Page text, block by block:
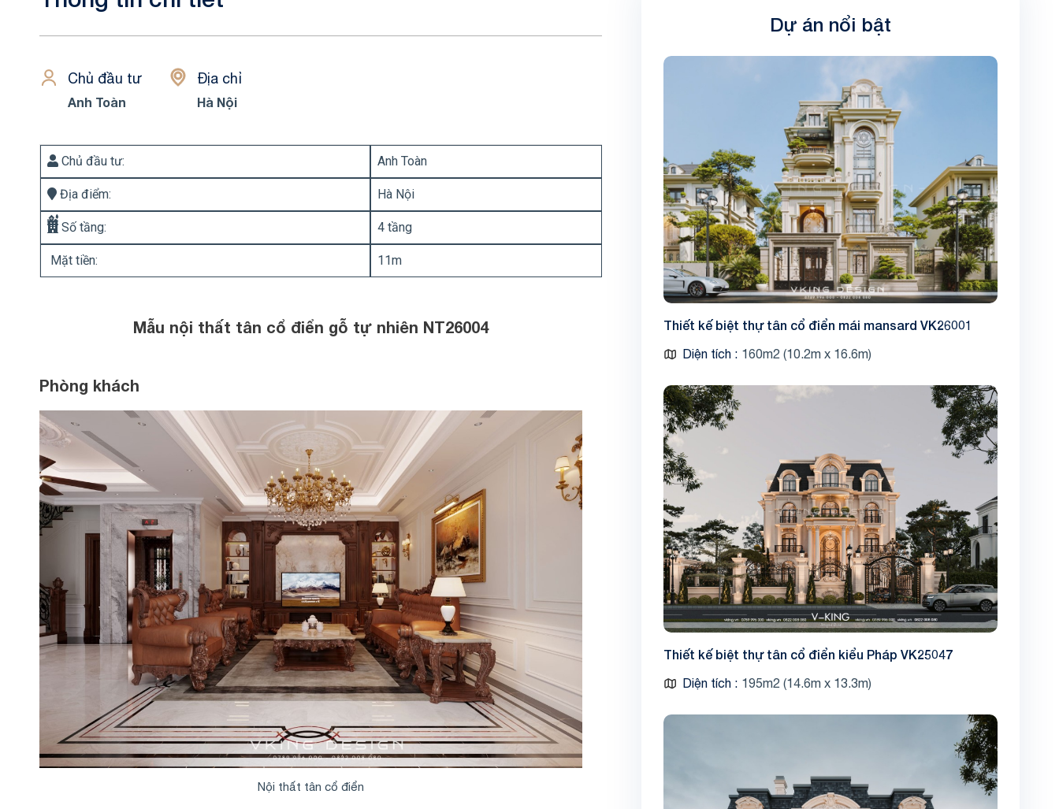
Chủ đầu tư
Anh Toàn
Địa chỉ
Hà Nội
Chủ đầu tư: Anh Toàn
Địa điểm: Hà Nội
Số tầng: 4 tầng
Mặt tiền: 11m
Mẫu nội thất tân cổ điển gỗ tự nhiên NT26004
Phòng khách
Nội thất tân cổ điển
Dự án nổi bật
Thiết kế biệt thự tân cổ điển mái mansard VK26001
Diện tích 160m2 (10.2m x 16.6m)
Thiết kế biệt thự tân cổ điển kiểu Pháp VK25047
Diện tích 195m2 (14.6m x 13.3m)